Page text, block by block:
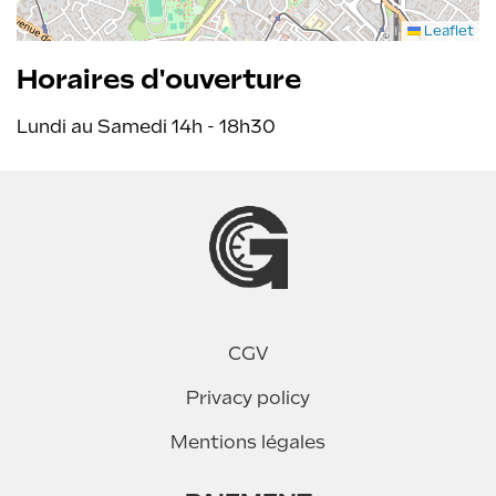
Leaflet
Horaires d'ouverture
Lundi au Samedi 14h - 18h30
CGV
Privacy policy
Mentions légales